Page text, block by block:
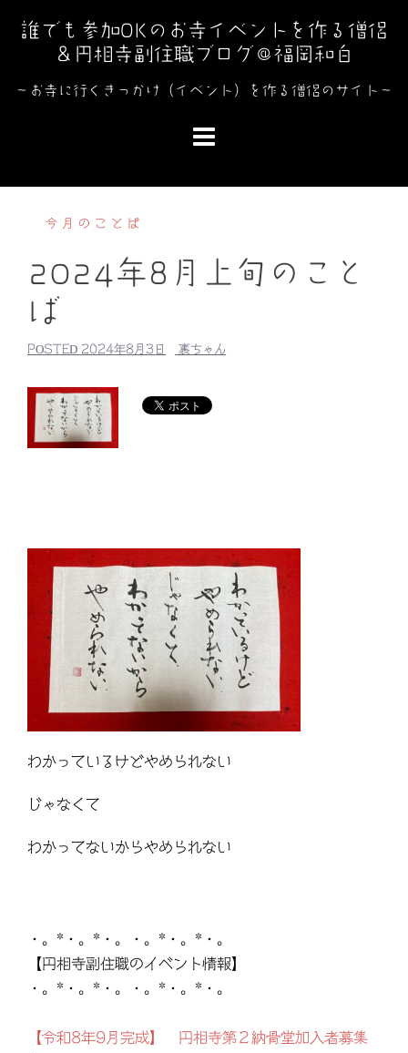
キ
誰でも参加OKのお寺イベントを作る僧侶
＆円相寺副住職ブログ＠福岡和白
～お寺に行くきっかけ（イベント）を作る僧侶のサイト～
今月のことば
2024年8月上旬のこと
ば
POSTED 2024年8月3日 裏ちゃん
わかっているけどやめられない
じゃなくて
わかってないからやめられない
・。*・。*・。・。*・。*・。
【円相寺副住職のイベント情報】
・。*・。*・。・。*・。*・。
【令和8年9月完成】 円相寺第２納骨堂加入者募集